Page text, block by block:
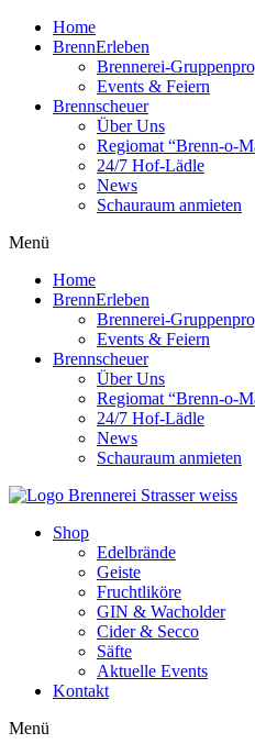
Home
BrennErleben
Brennerei-
Events & Feiern
Brennscheuer
Über Uns
Regiomat “Brenn-o-
24/7 Hof-Lädle
News
Schauraum anmieten
Menü
Home
BrennErleben
Brennerei-
Events & Feiern
Brennscheuer
Über Uns
Regiomat “Brenn-o-
24/7 Hof-Lädle
News
Schauraum anmieten
Shop
Edelbrände
Geiste
Fruchtliköre
GIN & Wacholder
Cider & Secco
Säfte
Aktuelle Events
Kontakt
Menü